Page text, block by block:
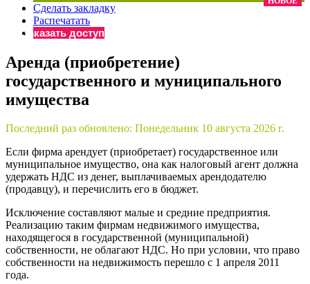
Бератор
«Практическая энциклопедия бухгалтера»
«Нормативные акты для бухгалтера»
Материалы электронного журнала
«Практическая бухгалтерия»
Онлайн-сервисы «Учетная политика» и «Алгоритмы для
Просто заполните форму, и мы вышлем вам на почту
Сделать закладку
Распечатать
Заказать доступ
Аренда (приобретение)
государственного и муниципального
имущества
Последний раз обновлено: Понедельник 10 августа 2026 г.
Если фирма арендует (приобретает) государственное или
муниципальное имущество, она как налоговый агент должна
удержать НДС из денег, выплачиваемых арендодателю
(продавцу), и перечислить его в бюджет.
Исключение составляют малые и средние предприятия.
Реализацию таким фирмам недвижимого имущества,
находящегося в государственной (муниципальной)
собственности, не облагают НДС. Но при условии, что право
собственности на недвижимость перешло с 1 апреля 2011
года.